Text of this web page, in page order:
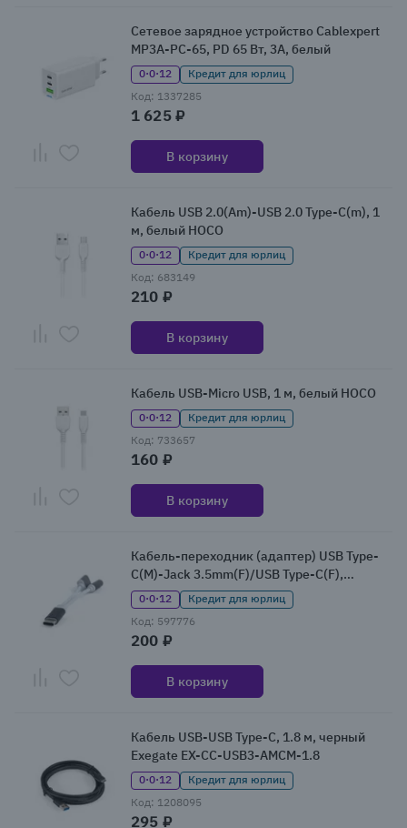
Сетевое зарядное устройство Cablexpert
MP3A-PC-65, PD 65 Вт, 3А, белый
0·0·12
Кредит для юрлиц
Код: 1337285
1 625 ₽
В корзину
Кабель USB 2.0(Am)-USB 2.0 Type-C(m), 1
м, белый HOCO
0·0·12
Кредит для юрлиц
Код: 683149
210 ₽
В корзину
Кабель USB-Micro USB, 1 м, белый HOCO
0·0·12
Кредит для юрлиц
Код: 733657
160 ₽
В корзину
Кабель-переходник (адаптер) USB Type-
C(M)-Jack 3.5mm(F)/USB Type-C(F),
черный/белый, Cablexpert (CCA-UC3.5F-
02)
0·0·12
Кредит для юрлиц
Код: 597776
200 ₽
В корзину
Кабель USB-USB Type-C, 1.8 м, черный
Exegate EX-CC-USB3-AMCM-1.8
0·0·12
Кредит для юрлиц
Код: 1208095
295 ₽